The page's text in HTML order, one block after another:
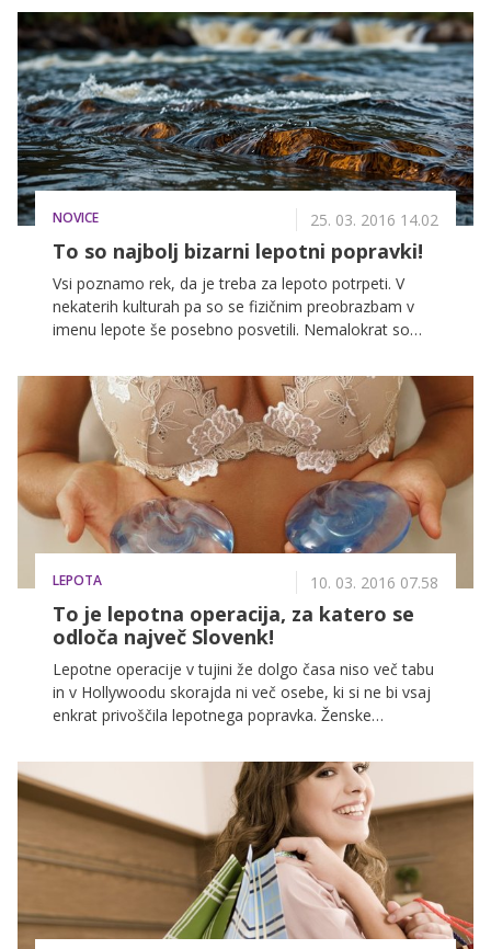
kontroverzno in ko smo jo pred leti vprašali, kaj si o
tem misli, nam je odgovorila: »Odvisno je tudi od
tega, kako me ljudje dojemajo. Nekateri me imajo za
pop izvajalko, drugi za ne vem kaj. Morda sem izven
nekih šablon, ki so določene za pop glasbenike. Ne
vem. Zelo težko govorim o sebi.«
NOVICE 25. 03. 2016 14.02
To so najbolj bizarni lepotni popravki!
Vsi poznamo rek, da je treba za lepoto potrpeti. V
nekaterih kulturah pa so se fizičnim preobrazbam v
imenu lepote še posebno posvetili. Nemalokrat so
LEPOTA 10. 03. 2016 07.58
To je lepotna operacija, za katero se
odloča največ Slovenk!
Lepotne operacije v tujini že dolgo časa niso več tabu
in v Hollywoodu skorajda ni več osebe, ki si ne bi vsaj
enkrat privoščila lepotnega popravka. Ženske
kot jo ima Kim Kardashian, polnejše ustnice, raven
trebuh in lepše prsi, to pa so tudi posegi, za katere se
odloča vedno več Slovenk. Estetski kirurg Andrej
Testen pravi, da pri nas še vedno vodijo posegi na
prsih, kar pa se tiče predsodkov, smo tudi Slovenci
vedno bolj odprti za lepotne operacije.